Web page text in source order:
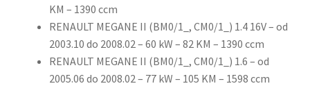
KM – 1390 ccm
RENAULT MEGANE II (BM0/1_, CM0/1_) 1.4 16V – od
2003.10 do 2008.02 – 60 kW – 82 KM – 1390 ccm
RENAULT MEGANE II (BM0/1_, CM0/1_) 1.6 – od
2005.06 do 2008.02 – 77 kW – 105 KM – 1598 ccm